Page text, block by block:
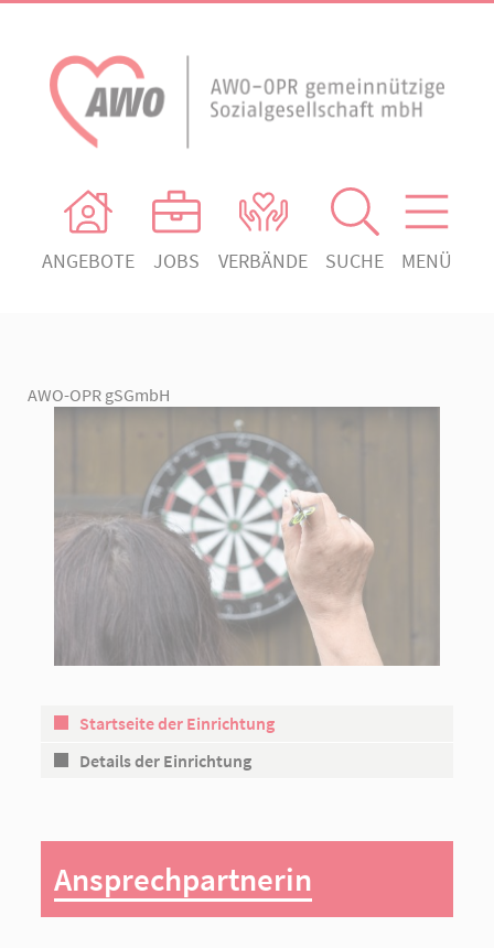
ANGEBOTE JOBS VERBÄNDE SUCHE MENÜ
AWO Ortsverein Neuruppin
AWO Ortsverein Rheinsberg
AWO-OPR gSGmbH
Startseite der Einrichtung
Details der Einrichtung
Ansprechpartnerin